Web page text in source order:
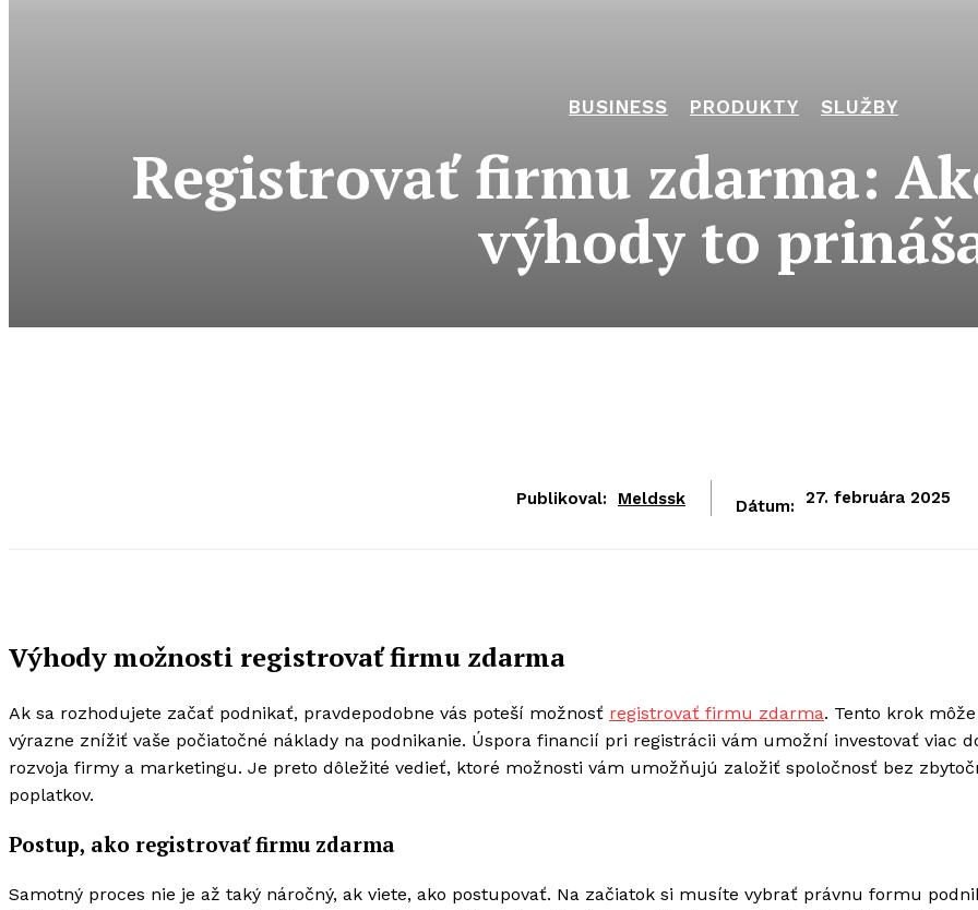
BUSINESS PRODUKTY SLUŽBY
Registrovať firmu zdarma:
výhody to
Publikoval: Meldssk Dátum: 27. februára 2025
Výhody možnosti registrovať firmu zdarma
Ak sa rozhodujete začať podnikať, pravdepodobne vás poteší možnosť registrovať firmu zdarma. Tento krok môže
výrazne znížiť vaše počiatočné náklady na podnikanie. Úspora financií pri registrácii vám umožní investovať viac
rozvoja firmy a marketingu. Je preto dôležité vedieť, ktoré možnosti vám umožňujú založiť spoločnosť bez
poplatkov.
Postup, ako registrovať firmu zdarma
Samotný proces nie je až taký náročný, ak viete, ako postupovať. Na začiatok si musíte vybrať právnu formu